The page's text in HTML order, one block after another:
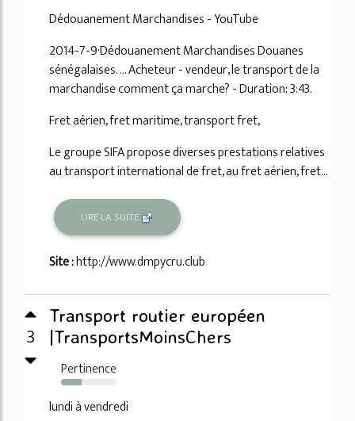
Dédouanement Marchandises - YouTube
2014-7-9·Dédouanement Marchandises Douanes
sénégalaises. ... Acheteur - vendeur, le transport de la
marchandise comment ça marche? - Duration: 3:43.
Fret aérien, fret maritime, transport fret,
Le groupe SIFA propose diverses prestations relatives
au transport international de fret, au fret aérien, fret...
LIRE LA SUITE
Site :http://www.dmpycru.club
3
Transport routier européen
|TransportsMoinsChers
Pertinence
37%
lundi à vendredi